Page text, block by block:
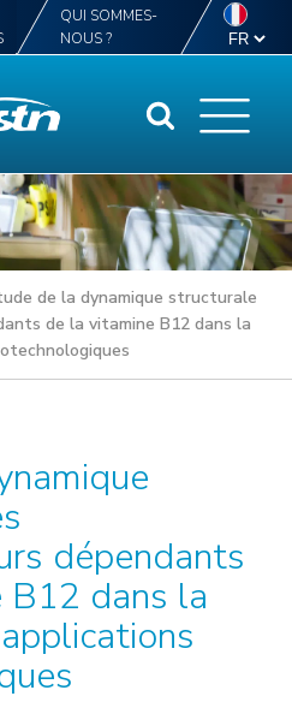
QUI SOMMES-
NOUS ?
de la dynamique structurale
de la vitamine B12 dans la
dépendants
B12 dans la